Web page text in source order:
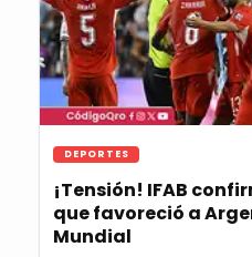
DEPORTES
¡Tensión! IFAB
que favoreció a
Mundial